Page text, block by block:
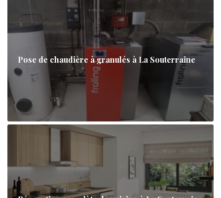
Pose de chaudière à granulés à La Souterraine